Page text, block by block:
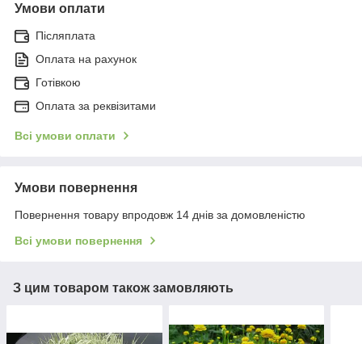
Умови оплати
Післяплата
Оплата на рахунок
Готівкою
Оплата за реквізитами
Всі умови оплати
Умови повернення
Повернення товару впродовж 14 днів за домовленістю
Всі умови повернення
З цим товаром також замовляють